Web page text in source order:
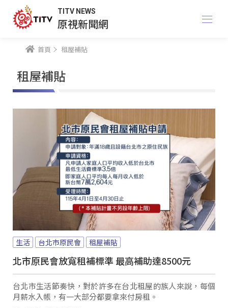
TITV NEWS
原視新聞網
首頁 租屋補貼
租屋補貼
生活 台北市原民會 租屋補貼
北市原民會放寬租補標準 最高補助達8500元
台北市生活節奏快，對於許多在台北租屋的族人來說，每個
月薪水入帳，有一大部分都要拿來付房租。